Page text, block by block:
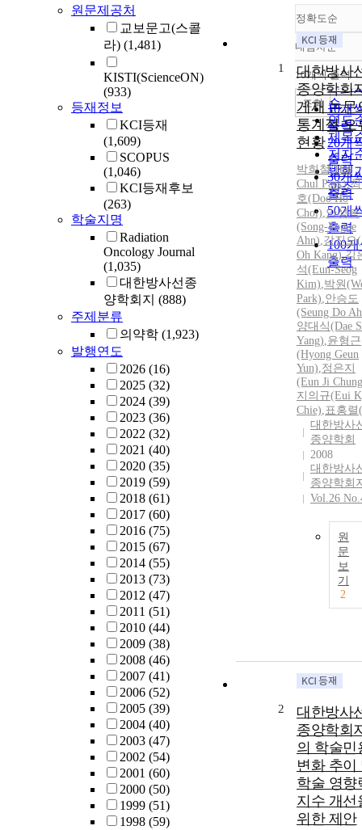
원문제공처
교보문고(스콜
라) (1,481)
KISTI(ScienceON)
(933)
등재정보
KCI등재
(1,609)
SCOPUS
(1,046)
KCI등재후보
(263)
학술지명
Radiation
Oncology Journal
(1,035)
대한방사선종
양학회지 (888)
주제분류
의약학 (1,923)
발행연도
2026 (16)
2025 (32)
2024 (39)
2023 (36)
2022 (32)
2021 (40)
2020 (35)
2019 (59)
2018 (61)
2017 (60)
2016 (75)
2015 (67)
2014 (55)
2013 (73)
2012 (47)
2011 (51)
2010 (44)
2009 (38)
2008 (46)
2007 (41)
2006 (52)
2005 (39)
2004 (40)
2003 (47)
2002 (54)
2001 (60)
2000 (50)
1999 (51)
1998 (59)
정확도순
정확
순
인기
순
연도
제목
저자
발행
관순
내림차순
내림
10개씩 출력
10개
출력
20개
출력
30개
출력
50개
출력
100
출력
조회
1
대한방사
종양학회
게재 논문
통계적 오
현황
박희철(Hee
Chul Park),
호(Doo Ho
Choi),안성복
(Song-Vogue
Ahn),강진오
Oh Kang),김
석(Eun-Seog
Kim),박원
Park),안승도
(Seung Do
양대식(Dae
Yang),윤형근
(Hyong Geun
Yun),정은지
(Eun Ji
지의규(Eui
Chie),표홍렬(
대한방사
종양학회
2008
대한방사
종양학회
Vol.26
원
문
보
기
2
2
대한방사
종양학회
의 학술민
변화 추이
학술 영향
지수 개선
위한 제안